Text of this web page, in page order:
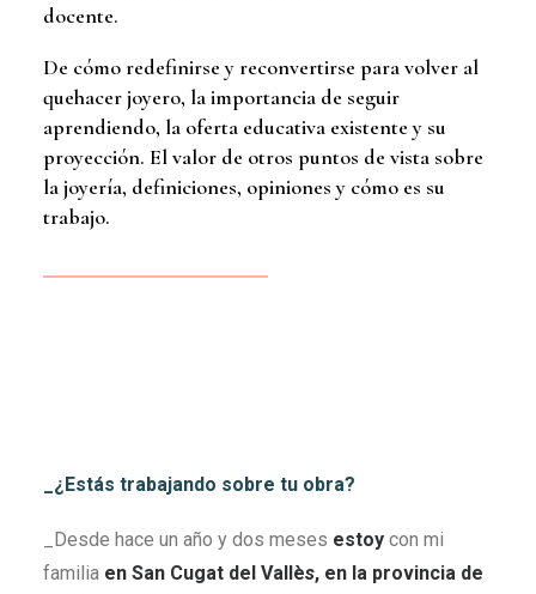
docente.
De cómo redefinirse y reconvertirse para volver al
quehacer joyero, la importancia de seguir
aprendiendo, la oferta educativa existente y su
proyección. El valor de otros puntos de vista sobre
la joyería, definiciones, opiniones y cómo es su
trabajo.
_¿Estás trabajando sobre tu obra?
_Desde hace un año y dos meses estoy con mi
familia en San Cugat del Vallès, en la provincia de